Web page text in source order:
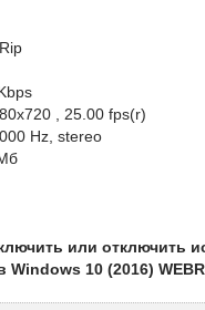
, 25.00 fps(r)
Hz, stereo
или отключить
Windows 10 (2016)